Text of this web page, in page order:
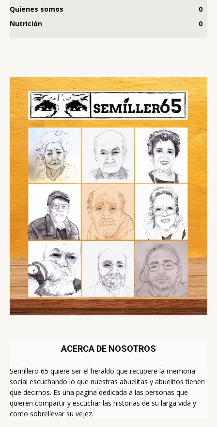
Quienes somos
0
Nutrición
0
ACERCA DE NOSOTROS
Semillero 65 quiere ser el heraldo que recupere la memoria
social escuchando lo que nuestras abuelitas y abuelitos tienen
que decirnos. Es una pagina dedicada a las personas que
quieren compartir y escuchar las historias de su larga vida y
como sobrellevar su vejez.